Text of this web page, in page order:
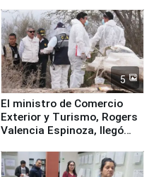
5
El ministro de Comercio
Exterior y Turismo, Rogers
Valencia Espinoza, llegó
Nasca